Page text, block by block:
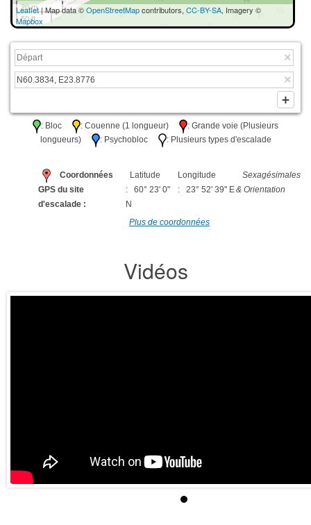
20 m
50 ft
Leaflet| Map data ©OpenStreetMapcontributors, CC-BY-SA, Imagery ©
Mapbox
: Bloc : Couenne (1 longueur)
: Grande voie (Plusieurs
longueurs)
: Psychobloc : Plusieurs types d'escalade
Coordonnées
GPS du site
d'escalade :
Latitude
: 60° 23' 0"
N
Longitude
: 23° 52' 39" E
Sexagésimales
& Orientation
Plus de coordonnées
Vidéos